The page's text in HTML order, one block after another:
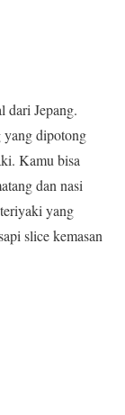
dari Jepang.
yang dipotong
Kamu bisa
dan nasi
yang
slice kemasan